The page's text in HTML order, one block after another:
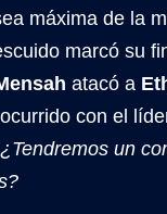
máxima de la
marcó su
atacó a
con el
¿Tendremos un